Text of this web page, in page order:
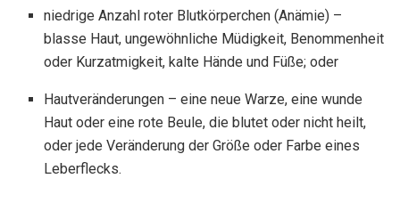
niedrige Anzahl roter Blutkörperchen (Anämie) –
blasse Haut, ungewöhnliche Müdigkeit, Benommenheit
oder Kurzatmigkeit, kalte Hände und Füße; oder
Hautveränderungen – eine neue Warze, eine wunde
Haut oder eine rote Beule, die blutet oder nicht heilt,
oder jede Veränderung der Größe oder Farbe eines
Leberflecks.